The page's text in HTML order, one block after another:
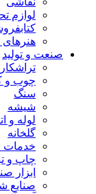
لوازم
صنعت و تولید
چوب و
سنگ
شیشه
لوله و
گلخانه
خدمات
چاپ و
ابزار
صنایع